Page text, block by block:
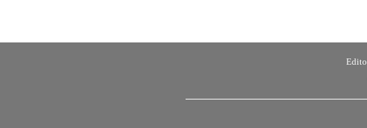
Edito